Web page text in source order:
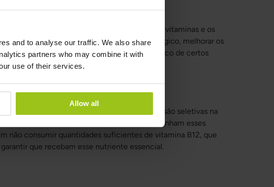
and to analyse our traffic. We also share
partners who may combine it with
use of their services.
Allow all
das crianças
o crescimento e o desenvolvimento. As vitaminas e os
ósseo, fortalecer o sistema imunológico, melhorar os
multivitamínicos podem ajudar a reduzir o risco de certos
específicas. Por exemplo, crianças que são seletivas na
pode ajudar a garantir que obtenham esses
não consumir quantidades suficientes de vitamina B12, que
que recebam esse nutriente essencial.